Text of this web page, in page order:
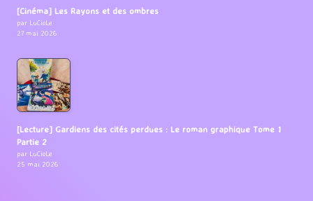
[Cinéma] Les Rayons et des ombres
par LuCioLe
27 mai 2026
[Lecture] Gardiens des cités perdues : Le roman graphique Tome 1
Partie 2
par LuCioLe
25 mai 2026